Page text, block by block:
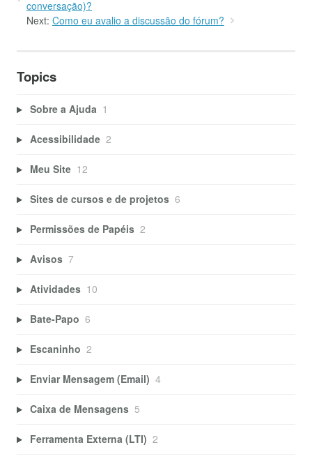
conversação)?
Next: Como eu avalio a discussão do fórum?
Topics
Sobre a Ajuda 1
Acessibilidade 2
Meu Site 12
Sites de cursos e de projetos 6
Permissões de Papéis 2
Avisos 7
Atividades 10
Bate-Papo 6
Escaninho 2
Enviar Mensagem (Email) 4
Caixa de Mensagens 5
Ferramenta Externa (LTI) 2